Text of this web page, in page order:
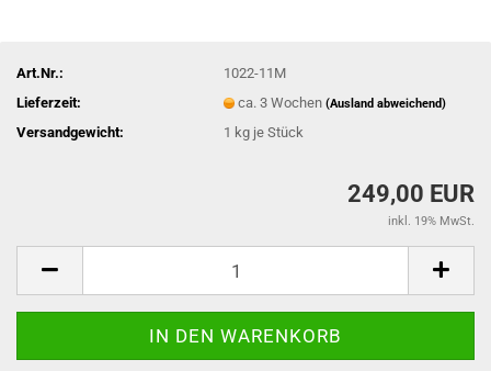
Art.Nr.:
1022-11M
Lieferzeit:
ca. 3 Wochen(Ausland abweichend)
Versandgewicht: 1 kg je Stück
249,00 EUR
inkl. 19% MwSt.